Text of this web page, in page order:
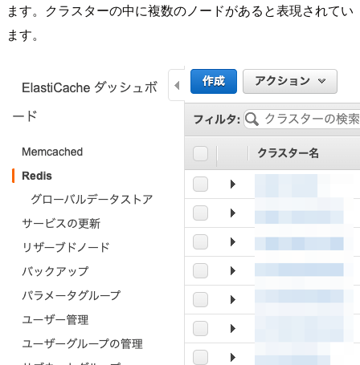
ます。クラスターの中に複数のノードがあると表現されてい
ます。